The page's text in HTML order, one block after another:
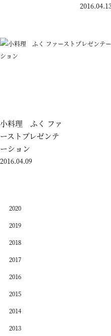
2020
2019
2018
2017
2016
2015
2014
2013
小料理 ふく ファ
ーストプレゼンテ
ーション
2016.04.09